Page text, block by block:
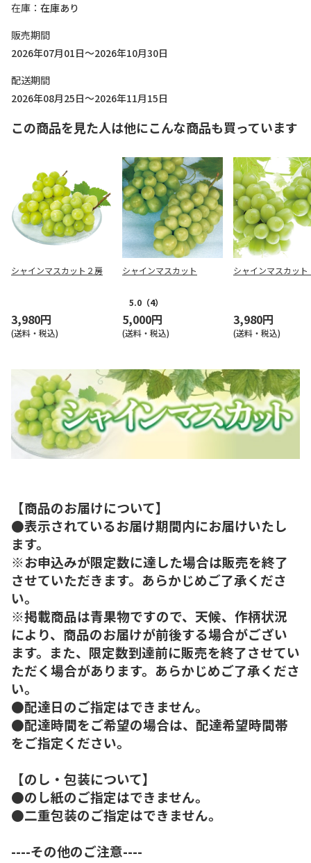
在庫
在庫あり
販売期間
2026年07月01日～2026年10月30日
配送期間
2026年08月25日～2026年11月15日
この商品を見た人は他にこんな商品も買っています
シャインマスカット２房
3,980円
(送料・税込)
シャインマスカット
5.0 （4）
5,000円
(送料・税込)
シャインマスカッ
3,980円
(送料・税込)
【商品のお届けについて】
●表示されているお届け期間内にお届けいたし
ます。
※お申込みが限定数に達した場合は販売を終了
させていただきます。あらかじめご了承くださ
い。
※掲載商品は青果物ですので、天候、作柄状況
により、商品のお届けが前後する場合がござい
ます。また、限定数到達前に販売を終了させてい
ただく場合があります。あらかじめご了承くださ
い。
●配達日のご指定はできません。
●配達時間をご希望の場合は、配達希望時間帯
をご指定ください。
【のし・包装について】
●のし紙のご指定はできません。
●二重包装のご指定はできません。
----その他のご注意----